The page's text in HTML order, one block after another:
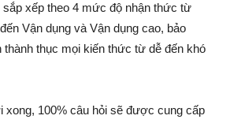
xếp theo 4 mức độ nhận thức từ
Vận dụng và Vận dụng cao, bảo
thành thục mọi kiến thức từ dễ đến khó
xong, 100% câu hỏi sẽ được cung cấp